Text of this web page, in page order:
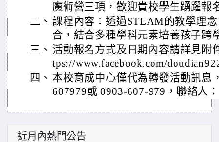
魔術營三項，歡迎貴校學生踴躍報
二、 課程內容：透過STEAM的教學理
合，結合多種學科元素培養孩子跨
三、 活動報名方式及日期內容請詳見附
tps://www.facebook.com/
四、 本校育成中心僅代為轉發活動訊息
607979或 0903-607-979，聯絡
近月內熱門公告